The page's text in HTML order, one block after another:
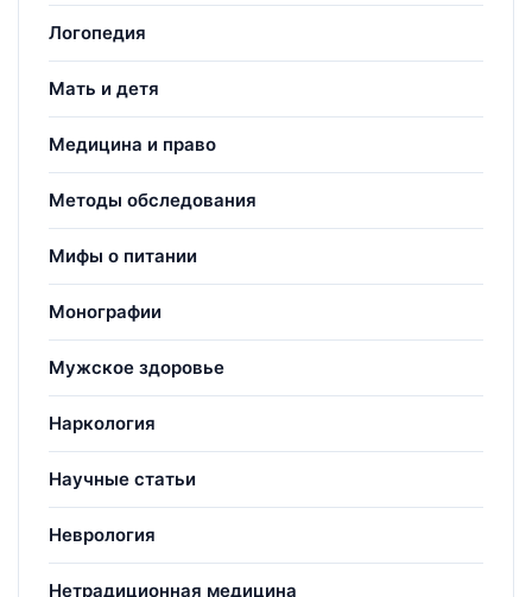
Логопедия
Мать и детя
Медицина и право
Методы обследования
Мифы о питании
Монографии
Мужское здоровье
Наркология
Научные статьи
Неврология
Нетрадиционная медицина